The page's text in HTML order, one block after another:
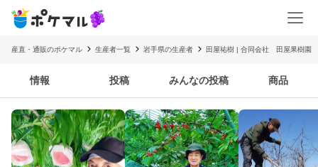
産直・通販のポケマル 生産者一覧 岩手県の生産者 田屋祐樹 | 合同会社 田屋果樹園
情報 投稿 みんなの投稿 商品